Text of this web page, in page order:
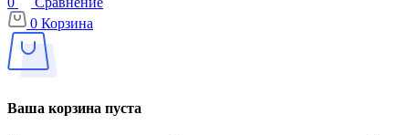
0 Корзина
Ваша корзина пуста